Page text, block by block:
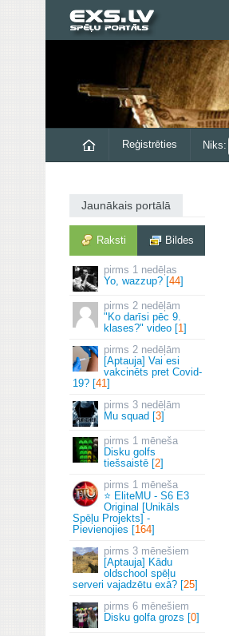
Reģistrēties Niks:
Jaunākais portālā
Raksti Bildes
1 nedēļas
Yo, wazzup? [44]
2 nedēļām
"Ko darīsi pēc 9.
klases?" video [1]
2 nedēļām
[Aptauja] Vai esi
vakcinēts pret Covid-
19? [41]
3 nedēļām
Mu squad [3]
1 mēneša
Disku golfs
tiešsaistē [2]
1 mēneša
⭐ EliteMU - S6 E3
Original [Unikāls
Spēļu Projekts] -
Pievienojies [164]
3 mēnešiem
[Aptauja] Kādu
oldschool spēļu
serveri vajadzētu exā? [25]
6 mēnešiem
Disku golfa grozs [0]